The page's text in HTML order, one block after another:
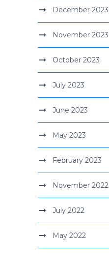
December 2023
November 2023
October 2023
July 2023
June 2023
May 2023
February 2023
November 2022
July 2022
May 2022